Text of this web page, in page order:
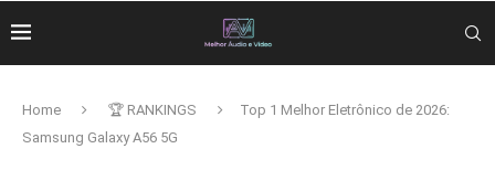
Home 🏆 RANKINGS
Top 1 Melhor Eletrônico de 2026:
Samsung Galaxy A56 5G